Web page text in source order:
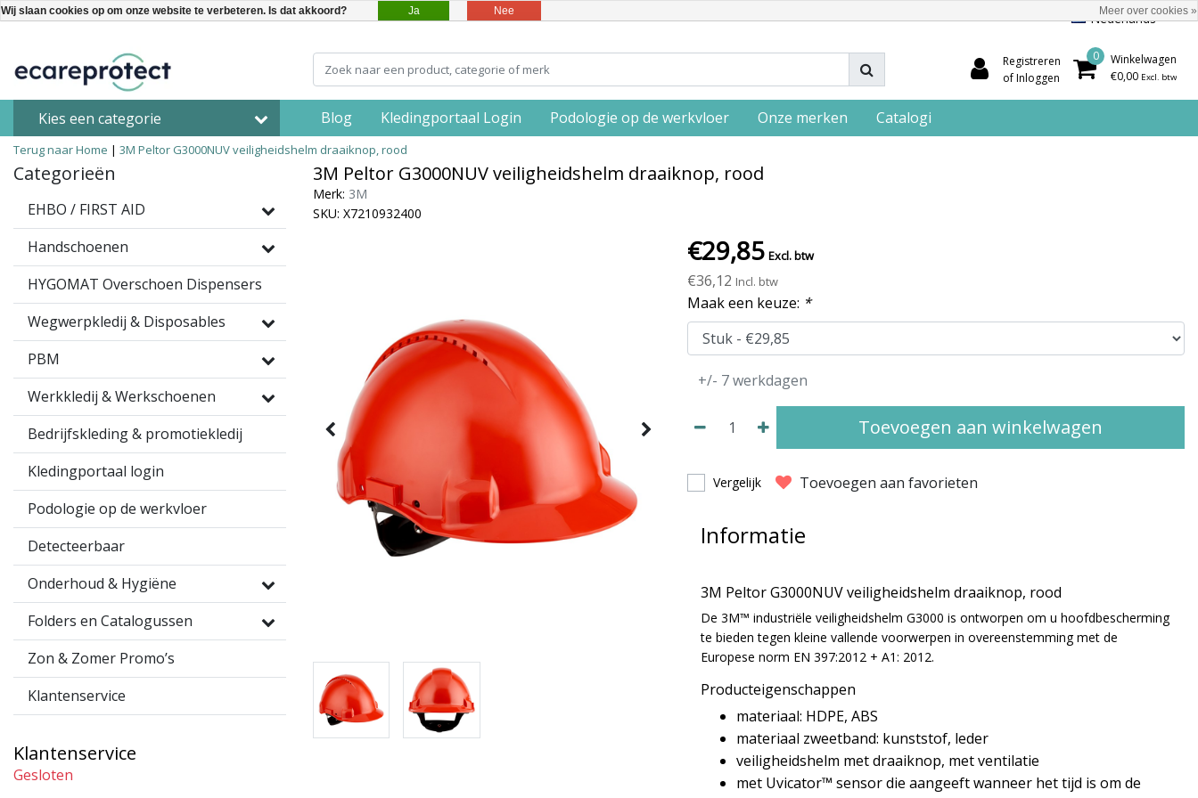
Nederlands
Registreren
of Inloggen
0
Winkelwagen
€0,00 Excl. btw
Kies een categorie Blog Kledingportaal Login Podologie op de werkvloer Onze merken Catalogi
Terug naar Home | 3M Peltor G3000NUV veiligheidshelm draaiknop, rood
Categorieën
EHBO / FIRST AID
Handschoenen
HYGOMAT Overschoen Dispensers
Wegwerpkledij & Disposables
PBM
Werkkledij & Werkschoenen
Bedrijfskleding & promotiekledij
Kledingportaal login
Podologie op de werkvloer
Detecteerbaar
Onderhoud & Hygiëne
Folders en Catalogussen
Zon & Zomer Promo’s
Klantenservice
Klantenservice
Gesloten
3M Peltor G3000NUV veiligheidshelm draaiknop, rood
Merk: 3M
SKU: X7210932400
€29,85 Excl. btw
€36,12 Incl. btw
Maak een keuze: *
+/- 7 werkdagen
Toevoegen aan winkelwagen
Vergelijk Toevoegen aan favorieten
Informatie
3M Peltor G3000NUV veiligheidshelm draaiknop, rood
De 3M™ industriële veiligheidshelm G3000 is ontworpen om u hoofdbescherming
te bieden tegen kleine vallende voorwerpen in overeenstemming met de
Europese norm EN 397:2012 + A1: 2012.
Producteigenschappen
materiaal: HDPE, ABS
materiaal zweetband: kunststof, leder
veiligheidshelm met draaiknop, met ventilatie
met Uvicator™ sensor die aangeeft wanneer het tijd is om de
Wij slaan cookies op om onze website te verbeteren. Is dat akkoord? Ja Nee Meer over cookies »